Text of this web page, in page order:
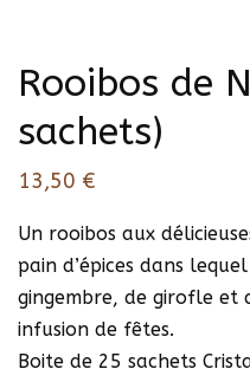
Rooibos de
sachets)
13,50 €
Un rooibos aux
pain d’épices dans
gingembre, de girofle et
infusion de fêtes.
Boite de 25 sachets